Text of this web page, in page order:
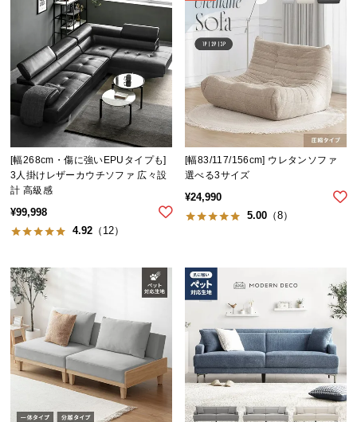
送
に
つ
い
大
型
商
品
の
配
に
つ
い
て
中
型
品
[幅268cm・傷に強いEPUタイプも]
3人掛けレザーカウチソファ 広々設
計 高級感
¥99,998
4.92 （12）
[幅83/117/156cm] ウレタンソファ
選べる3サイズ
¥24,990
5.00 （8）